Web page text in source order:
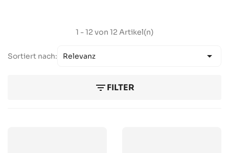
1 - 12 von 12 Artikel(n)
Sortiert nach: Relevanz 
filter_listFILTER